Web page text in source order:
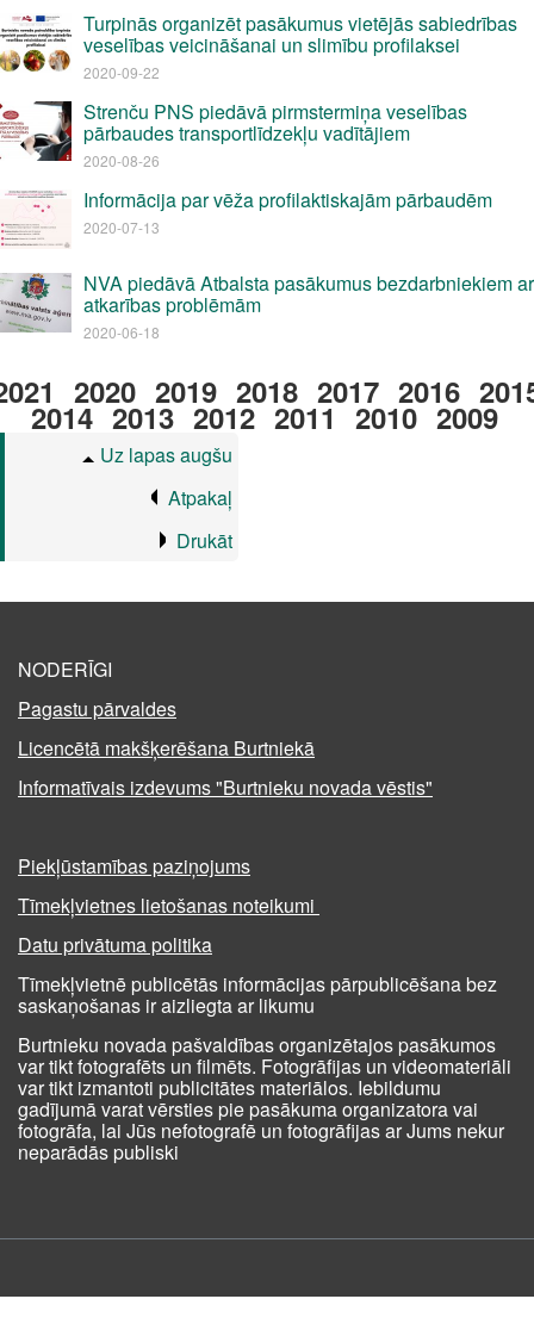
Turpinās organizēt pasākumus vietējās sabiedrības
veselības veicināšanai un slimību profilaksei
2020-09-22
Strenču PNS piedāvā pirmstermiņa veselības
pārbaudes transportlīdzekļu vadītājiem
2020-08-26
Informācija par vēža profilaktiskajām pārbaudēm
2020-07-13
NVA piedāvā Atbalsta pasākumus bezdarbniekiem ar
atkarības problēmām
2020-06-18
2020 2019 2018 2017 2016
2014 2013 2012 2011 2010 2009
Uz lapas augšu
Atpakaļ
Drukāt
NODERĪGI
Pagastu pārvaldes
Licencētā makšķerēšana Burtniekā
Informatīvais izdevums "Burtnieku novada vēstis"
Piekļūstamības paziņojums
Tīmekļvietnes lietošanas noteikumi
Datu privātuma politika
Tīmekļvietnē publicētās informācijas pārpublicēšana bez
saskaņošanas ir aizliegta ar likumu
Burtnieku novada pašvaldības organizētajos pasākumos
var tikt fotografēts un filmēts. Fotogrāfijas un videomateriāli
var tikt izmantoti publicitātes materiālos. Iebildumu
gadījumā varat vērsties pie pasākuma organizatora vai
fotogrāfa, lai Jūs nefotografē un fotogrāfijas ar Jums nekur
neparādās publiski